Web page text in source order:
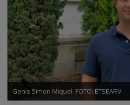
soja
Genís Simon Miquel. FOTO: ETSEAFIV